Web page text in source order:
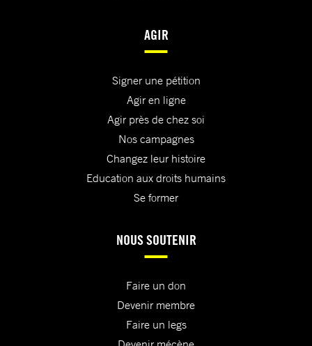
AGIR
Signer une pétition
Agir en ligne
Agir près de chez soi
Nos campagnes
Changez leur histoire
Education aux droits humains
Se former
NOUS SOUTENIR
Faire un don
Devenir membre
Faire un legs